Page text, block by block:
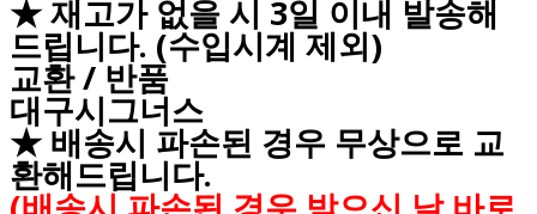
★ 재고가 없을 시 3일 이내 발송해
드립니다. (수입시계 제외)
교환 / 반품
대구시그너스
★ 배송시 파손된 경우 무상으로 교
환해드립니다.